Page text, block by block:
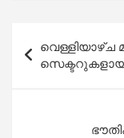
navigation